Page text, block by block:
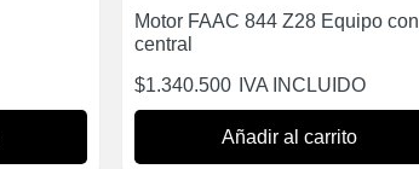
Motor FAAC 844 Z28 Equipo con
central
$1.340.500 IVA INCLUIDO
Añadir al carrito